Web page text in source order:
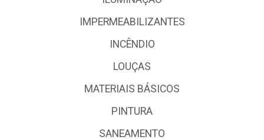
IMPERMEABILIZANTES
INCÊNDIO
LOUÇAS
MATERIAIS BÁSICOS
PINTURA
SANEAMENTO